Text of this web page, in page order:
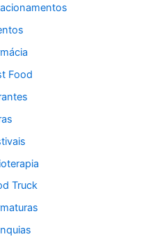
Food
Truck